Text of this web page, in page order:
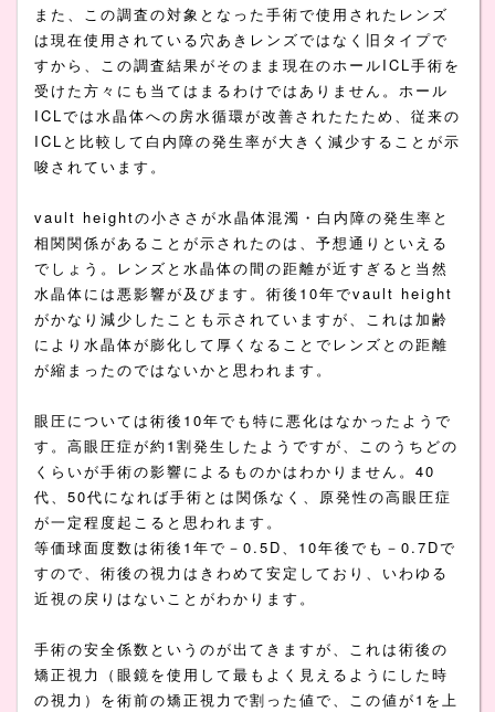
また、この調査の対象となった手術で使用されたレンズ
は現在使用されている穴あきレンズではなく旧タイプで
すから、この調査結果がそのまま現在のホールICL手術を
受けた方々にも当てはまるわけではありません。ホール
ICLでは水晶体への房水循環が改善されたたため、従来の
ICLと比較して白内障の発生率が大きく減少することが示
唆されています。
vault heightの小ささが水晶体混濁・白内障の発生率と
相関関係があることが示されたのは、予想通りといえる
でしょう。レンズと水晶体の間の距離が近すぎると当然
水晶体には悪影響が及びます。術後10年でvault height
がかなり減少したことも示されていますが、これは加齢
により水晶体が膨化して厚くなることでレンズとの距離
が縮まったのではないかと思われます。
眼圧については術後10年でも特に悪化はなかったようで
す。高眼圧症が約1割発生したようですが、このうちどの
くらいが手術の影響によるものかはわかりません。40
代、50代になれば手術とは関係なく、原発性の高眼圧症
が一定程度起こると思われます。
等価球面度数は術後1年で－0.5D、10年後でも－0.7Dで
すので、術後の視力はきわめて安定しており、いわゆる
近視の戻りはないことがわかります。
手術の安全係数というのが出てきますが、これは術後の
矯正視力（眼鏡を使用して最もよく見えるようにした時
の視力）を術前の矯正視力で割った値で、この値が1を上